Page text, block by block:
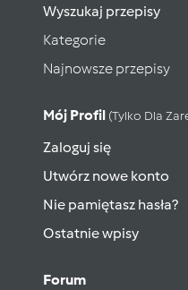
Wyszukaj przepisy
Kategorie
Najnowsze przepisy
Mój Profil (tylko Dla
Zaloguj się
Utwórz nowe konto
Nie pamiętasz hasła?
Ostatnie wpisy
Forum